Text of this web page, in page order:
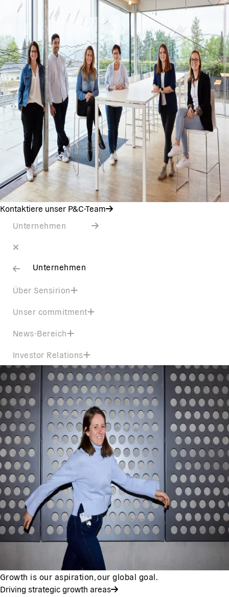
Kontaktiere unser P&C-Team
Unternehmen
Unternehmen
Über Sensirion
Unser commitment
News-Bereich
Investor Relations
Growth is our aspiration, our global goal.
Driving strategic growth areas